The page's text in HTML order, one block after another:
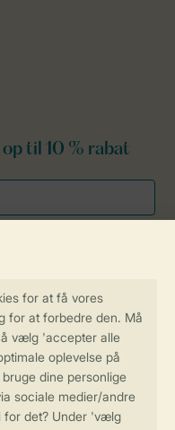
op til 10 % rabat